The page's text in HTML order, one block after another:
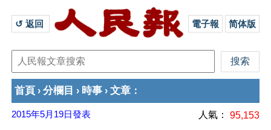
↺ 返回 電子報 简体版
首頁 › 分欄目 › 時事 › 文章 ：
2015年5月19日發表 人氣： 95,153